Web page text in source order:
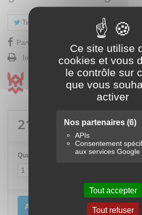
Ce site utilise
cookies et vous
le contrôle sur
que vous
activer
Nos partenaires (6)
APIs
Consentement
aux services Google
Tout accepter
Tout refuser
Tweet Google+
Partager sur Facebook !
Imprimer
210,00 €TTC
Quantité
Ajouter au panier